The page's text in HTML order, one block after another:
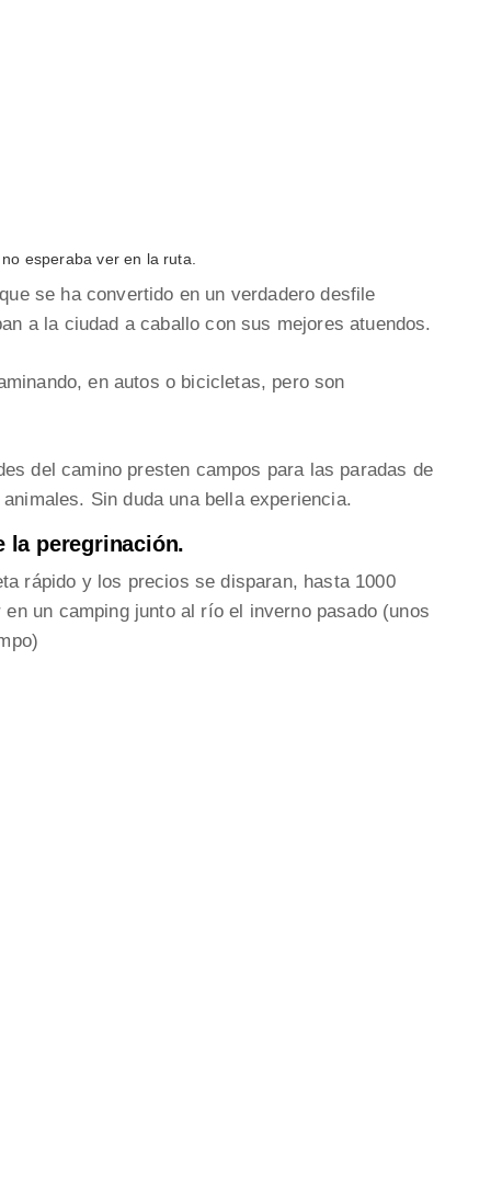
esperaba ver en la ruta.
se ha convertido en un verdadero desfile
a la ciudad a caballo con sus mejores atuendos.
en autos o bicicletas, pero son
del camino presten campos para las paradas de
Sin duda una bella experiencia.
la peregrinación.
rápido y los precios se disparan, hasta 1000
un camping junto al río el inverno pasado (unos